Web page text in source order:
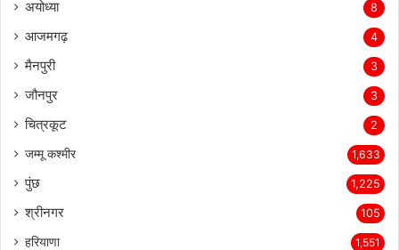
अयोध्या 8
आजमगढ़ 4
मैनपुरी 3
जौनपुर 3
चित्रकूट 2
जम्मू कश्मीर 1,633
पुंछ 1,225
श्रीनगर 105
हरियाणा 1,551